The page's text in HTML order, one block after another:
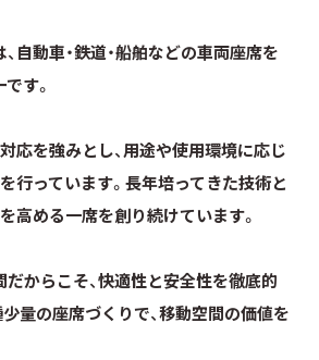
自動車・鉄道・船舶などの車両座席を
す。
応を強みとし、用途や使用環境に応じ
行っています。 長年培ってきた技術と
高める一席を創り続けています。
からこそ、快適性と安全性を徹底的
量の座席づくりで、移動空間の価値を